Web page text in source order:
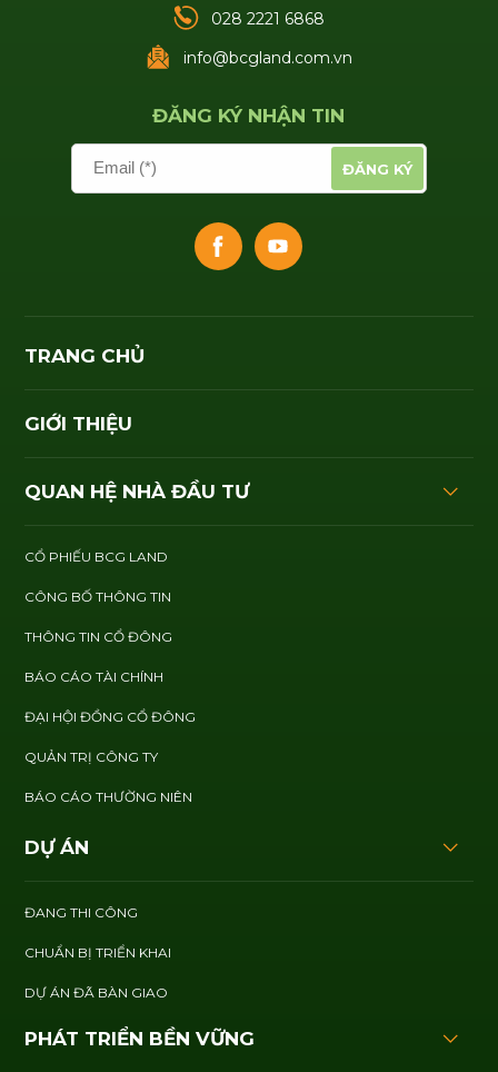
028 2221 6868
info@bcgland.com.vn
ĐĂNG KÝ NHẬN TIN
Email (*) ĐĂNG KÝ
TRANG CHỦ
GIỚI THIỆU
QUAN HỆ NHÀ ĐẦU TƯ
CỔ PHIẾU BCG LAND
CÔNG BỐ THÔNG TIN
THÔNG TIN CỔ ĐÔNG
BÁO CÁO TÀI CHÍNH
ĐẠI HỘI ĐỒNG CỔ ĐÔNG
QUẢN TRỊ CÔNG TY
BÁO CÁO THƯỜNG NIÊN
DỰ ÁN
ĐANG THI CÔNG
CHUẨN BỊ TRIỂN KHAI
DỰ ÁN ĐÃ BÀN GIAO
PHÁT TRIỂN BỀN VỮNG